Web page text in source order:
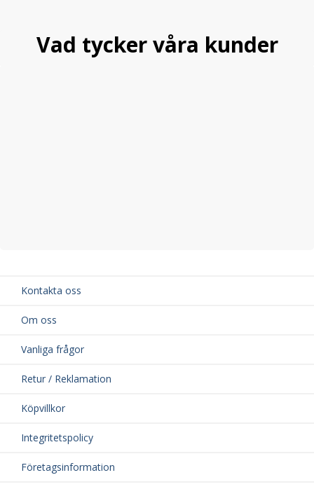
Vad tycker våra kunder
Kontakta oss
Om oss
Vanliga frågor
Retur / Reklamation
Köpvillkor
Integritetspolicy
Företagsinformation